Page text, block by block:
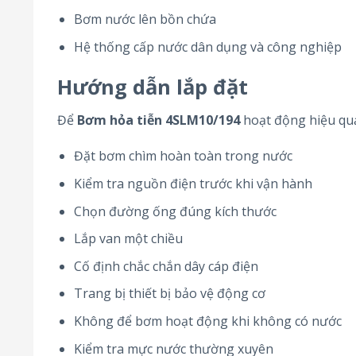
Bơm nước lên bồn chứa
Hệ thống cấp nước dân dụng và công nghiệp
Hướng dẫn lắp đặt
Để Bơm hỏa tiễn 4SLM10/194hoạt động hiệu
Đặt bơm chìm hoàn toàn trong nước
Kiểm tra nguồn điện trước khi vận hành
Chọn đường ống đúng kích thước
Lắp van một chiều
Cố định chắc chắn dây cáp điện
Trang bị thiết bị bảo vệ động cơ
Không để bơm hoạt động khi không có nước
Kiểm tra mực nước thường xuyên